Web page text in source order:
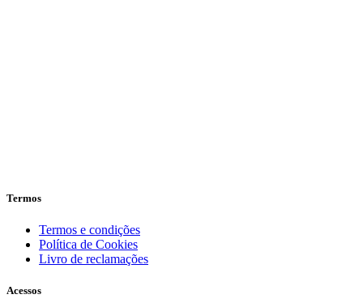
Termos
Termos e condições
Política de Cookies
Livro de reclamações
Acessos